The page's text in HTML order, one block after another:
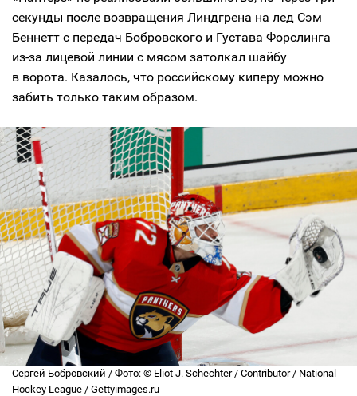
секунды после возвращения Линдгрена на лед Сэм
Беннетт с передач Бобровского и Густава Форслинга
из-за лицевой линии с мясом затолкал шайбу
в ворота. Казалось, что российскому киперу можно
забить только таким образом.
Сергей Бобровский / Фото: © Eliot J. Schechter / Contributor / National
Hockey League / Gettyimages.ru